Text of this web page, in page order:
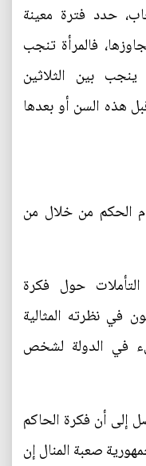
حدد فترة معينة
فالمرأة تنجب
ينجب بين الثلاثين
هذه السن أو بعدها
الحكم من خلال من
حول فكرة
في نظرته المثالية
في الدولة لشخص
إلى أن فكرة الحاكم
صعبة المنال إن